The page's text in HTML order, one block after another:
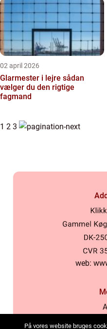
02 april 2026
Glarmester i lejre sådan
vælger du den rigtige
fagmand
1 2 3
web:
På vores website bruges